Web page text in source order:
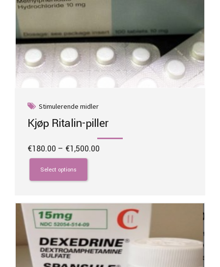
Stimulerende midler
Kjøp Ritalin-piller
€180.00 – €1,500.00
Select options
This
product
has
The
options
may
be
chosen
on